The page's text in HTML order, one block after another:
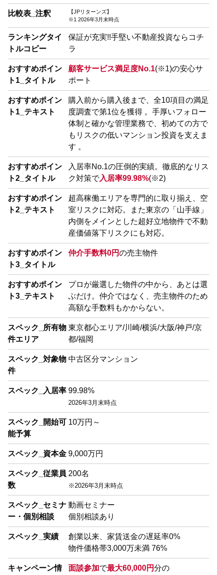
比較表_注釈
【JPリターンズ】
※1 2026年3月末時点
ランキングタイ
トルコピー
保証が充実!!手堅い不動産投資ならコチ
ラ
おすすめポイン
ト1_タイトル
顧客サービス満足度No.1(※1)の安心サ
ポート
おすすめポイン
ト1_テキスト
購入前から購入後まで、全10項目の満足
度調査で第1位を獲得 。手厚いフォロー
体制と確かな管理業務で、初めての方で
もリスクの低いマンション投資を支えま
す 。
おすすめポイン
ト2_タイトル
入居率No.1の圧倒的実績。徹底的なリス
ク対策で入居率99.98%(※2)
おすすめポイン
ト2_テキスト
超高稼働エリアを専門的に取り揃え、空
室リスクに対応。また東京の「山手線」
内側をメインとした超好立地物件で不動
産価値落下リスクにも対応。
おすすめポイン
ト3_タイトル
仲介手数料0円の売主物件
おすすめポイン
ト3_テキスト
プロが厳選した物件の中から、あとは選
ぶだけ。仲介ではなく、売主物件のため
高額な手数料もかからない。
スペック_所有物
件エリア
東京都心エリア/川崎/横浜/大阪/神戸/京
都/福岡
スペック_対象物
件
中古区分マンション
スペック_入居率 99.98%
2026年3月末時点
スペック_開始可
能予算
10万円～
スペック_資本金 9,000万円
スペック_従業員
数
200名
※2026年3月末時点
スペック_セミナ
ー・個別相談
動画セミナー
個別相談あり
スペック_実績
創業以来、家賃送金の遅延率0%
物件価格帯3,000万未満 76%
キャンペーン情
面談参加で最大60,000円分の